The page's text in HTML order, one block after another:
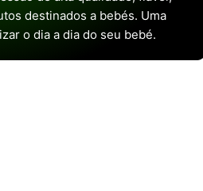
destinados a bebés. Uma
o dia a dia do seu bebé.